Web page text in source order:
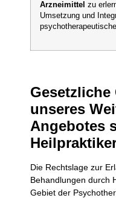
Arzneimittel zu
Umsetzung und
unseres
Angebotes
Die Rechtslage zur
Behandlungen durch
Gebiet der